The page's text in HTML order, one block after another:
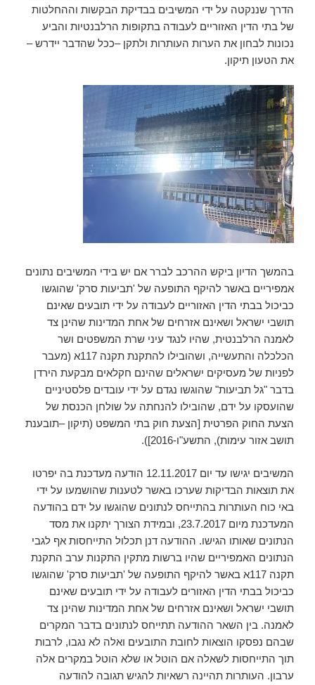
הדרך שננקטה על ידי המשיבים בבדיקת הבקשות וההחלטות
של בתי הדין האזוריים לעבודה בתקופות הרלבנטיות והביע
נכונות לבחון את הערות העותרות ולתקן –ככל שהדבר יידרש –
את הטעון תיקון.
בהמשך הדיון ביקש ההרכב לברר אם יש בידי המשיבים נתונים
אמפיריים באשר להיקף התופעה של 'תביעות סרק' שהוגשו
כביכול בבתי הדין האזוריים לעבודה על ידי תובעים שאינם
תושבי ישראל ושאינם אזרחים של אחת המדינות שהינן צד
לאמנה הרלבנטית, שהיו לנגד עיני שרת המשפטים ושר
הכלכלה והתעשייה, ושהובילו להתקנת תקנה 117א (מעבר
לפניות של מעסיקים ישראלים שהינם חקלאים מבקעת הירדן
בדבר "גל תביעות" שהוגשו נגדם על ידי עובדים פלסטיניים
שהועסקו על ידם, שהובילו להנחתה על שולחן הכנסת של
הצעת החוק הפרטית [הצעת חוק בתי המשפט (תיקון –תובענת
תושב אזור עימות), התשע"ו-2016]).
המשיבים יגישו עד יום 12.11.2017 הודעה מעדכנת בה יפרטו
את תוצאות הבדיקות שערכו באשר לטענות שהושמעו על ידי
באי כוח העותרות בהתייחס לנתונים שהוגשו על ידם בהודעה
המעדכנת מיום 23.7.2017, ובמידת הצורך יתקנו את מסד
הנתונים שאותו הגישו. ההודעה דנן תכלול התייחסות אף לגבי
הנתונים האמפיריים שהיו ברשות מתקין התקנות ערב התקנת
תקנה 117א באשר להיקף התופעה של 'תביעות סרק' שהוגשו
כביכול בבתי הדין האזורים לעבודה על ידי תובעים שאינם
תושבי ישראל ושאינם אזרחים של אחת המדינות שהינן צד
לאמנה. בין השאר ההודעה תתייחס לנתונים בדבר המקרים
שבהם נפסקו הוצאות לחובת התובעים ואלה לא נגבו, לרבות
תוך התייחסות לשאלה אם הוטל או שלא הוטל במקרים אלה
ערבון. העותרות תהיינה רשאיות להגיש תגובה להודעה